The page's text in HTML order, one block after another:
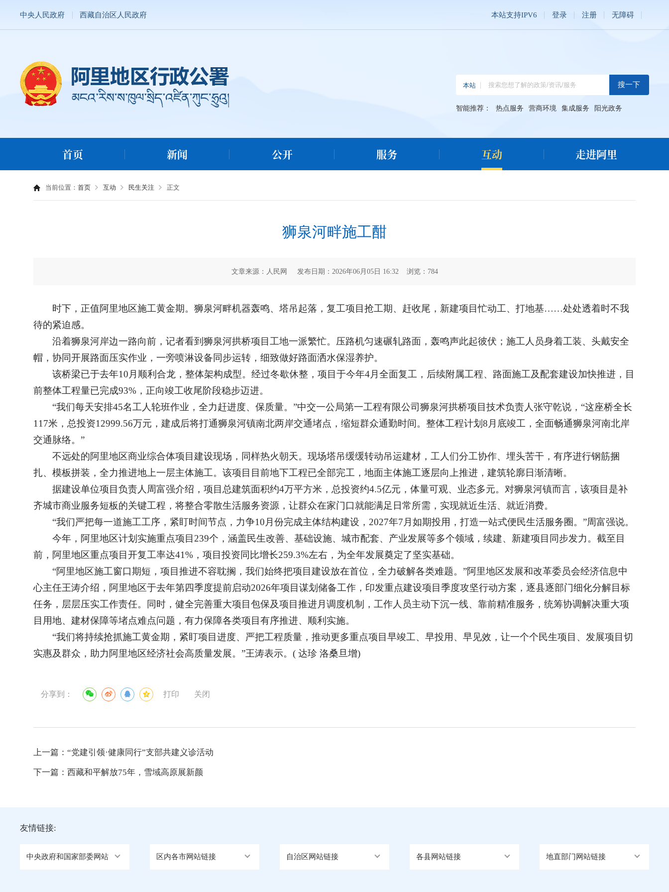
中央人民政府 西藏自治区人民政府 本站支持IPV6 登录 注册 无障碍
智能推荐： 热点服务 营商环境 集成服务 阳光政务
首页 新闻 公开 服务 互动 走进阿里
当前位置：首页 互动 民生关注 正文
狮泉河畔施工酣
文章来源：人民网 发布日期：2026年06月05日 16:32 浏览： 784
时下，正值阿里地区施工黄金期。狮泉河畔机器轰鸣、塔吊起落，复工项目抢工期、赶收尾，新建项目忙动工、打地基……处处透着时不我
待的紧迫感。
沿着狮泉河岸边一路向前，记者看到狮泉河拱桥项目工地一派繁忙。压路机匀速碾轧路面，轰鸣声此起彼伏；施工人员身着工装、头戴安全
帽，协同开展路面压实作业，一旁喷淋设备同步运转，细致做好路面洒水保湿养护。
该桥梁已于去年10月顺利合龙，整体架构成型。经过冬歇休整，项目于今年4月全面复工，后续附属工程、路面施工及配套建设加快推进，目
前整体工程量已完成93%，正向竣工收尾阶段稳步迈进。
“我们每天安排45名工人轮班作业，全力赶进度、保质量。”中交一公局第一工程有限公司狮泉河拱桥项目技术负责人张守乾说，“这座桥全长
117米，总投资12999.56万元，建成后将打通狮泉河镇南北两岸交通堵点，缩短群众通勤时间。整体工程计划8月底竣工，全面畅通狮泉河南北岸
交通脉络。”
不远处的阿里地区商业综合体项目建设现场，同样热火朝天。现场塔吊缓缓转动吊运建材，工人们分工协作、埋头苦干，有序进行钢筋捆
扎、模板拼装，全力推进地上一层主体施工。该项目目前地下工程已全部完工，地面主体施工逐层向上推进，建筑轮廓日渐清晰。
据建设单位项目负责人周富强介绍，项目总建筑面积约4万平方米，总投资约4.5亿元，体量可观、业态多元。对狮泉河镇而言，该项目是补
齐城市商业服务短板的关键工程，将整合零散生活服务资源，让群众在家门口就能满足日常所需，实现就近生活、就近消费。
“我们严把每一道施工工序，紧盯时间节点，力争10月份完成主体结构建设，2027年7月如期投用，打造一站式便民生活服务圈。”周富强说。
今年，阿里地区计划实施重点项目239个，涵盖民生改善、基础设施、城市配套、产业发展等多个领域，续建、新建项目同步发力。截至目
前，阿里地区重点项目开复工率达41%，项目投资同比增长259.3%左右，为全年发展奠定了坚实基础。
“阿里地区施工窗口期短，项目推进不容耽搁，我们始终把项目建设放在首位，全力破解各类难题。”阿里地区发展和改革委员会经济信息中
心主任王涛介绍，阿里地区于去年第四季度提前启动2026年项目谋划储备工作，印发重点建设项目季度攻坚行动方案，逐县逐部门细化分解目标
任务，层层压实工作责任。同时，健全完善重大项目包保及项目推进月调度机制，工作人员主动下沉一线、靠前精准服务，统筹协调解决重大项
目用地、建材保障等堵点难点问题，有力保障各类项目有序推进、顺利实施。
“我们将持续抢抓施工黄金期，紧盯项目进度、严把工程质量，推动更多重点项目早竣工、早投用、早见效，让一个个民生项目、发展项目切
实惠及群众，助力阿里地区经济社会高质量发展。”王涛表示。( 达珍 洛桑旦增)
分享到： 打印 关闭
上一篇：“党建引领·健康同行”支部共建义诊活动
下一篇：西藏和平解放75年，雪域高原展新颜
友情链接:
中央政府和国家部委网站 区内各市网站链接 自治区网站链接 各县网站链接 地直部门网站链接